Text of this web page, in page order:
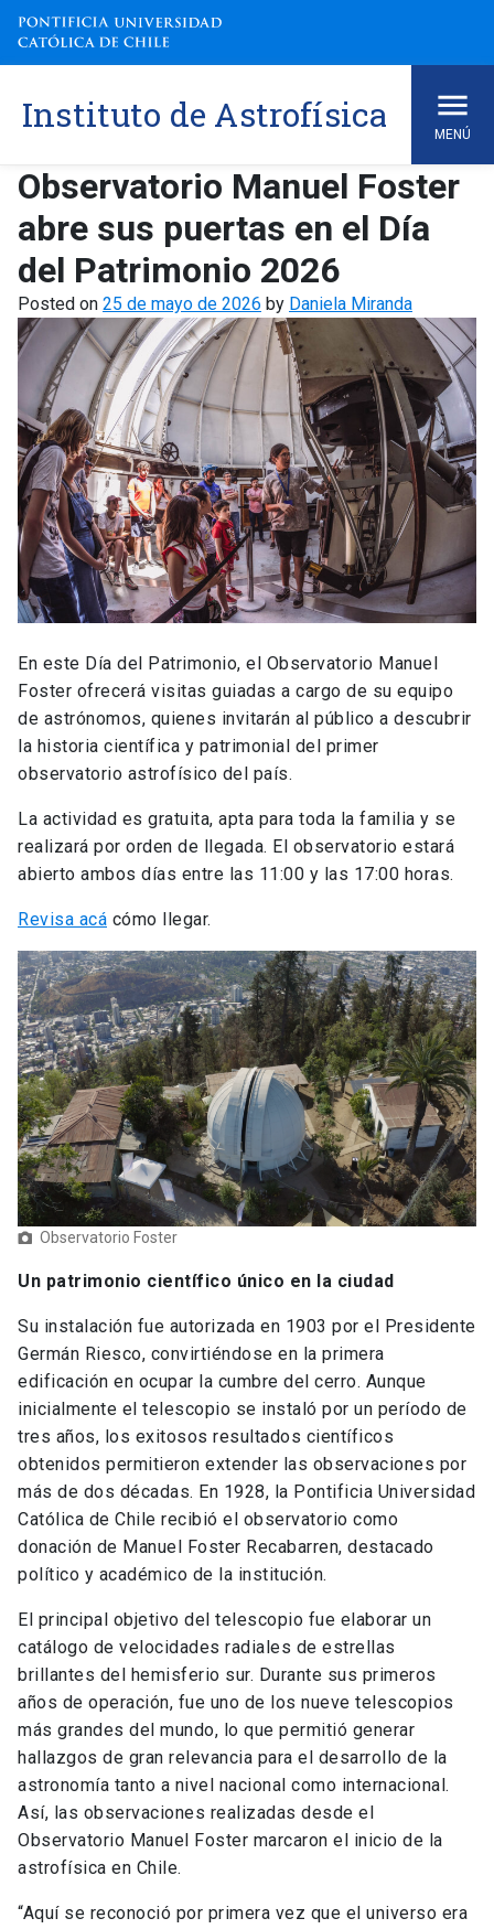
Skip
content
Instituto de Astrofísica MENÚ
Observatorio Manuel Foster
abre sus puertas en el Día
del Patrimonio 2026
Posted on 25 de mayo de 2026 by Daniela Miranda
En este Día del Patrimonio, el Observatorio Manuel
Foster ofrecerá visitas guiadas a cargo de su equipo
de astrónomos, quienes invitarán al público a descubrir
la historia científica y patrimonial del primer
observatorio astrofísico del país.
La actividad es gratuita, apta para toda la familia y se
realizará por orden de llegada. El observatorio estará
abierto ambos días entre las 11:00 y las 17:00 horas.
Revisa acá cómo llegar.
Observatorio Foster
Un patrimonio científico único en la ciudad
Su instalación fue autorizada en 1903 por el Presidente
Germán Riesco, convirtiéndose en la primera
edificación en ocupar la cumbre del cerro. Aunque
inicialmente el telescopio se instaló por un período de
tres años, los exitosos resultados científicos
obtenidos permitieron extender las observaciones por
más de dos décadas. En 1928, la Pontificia Universidad
Católica de Chile recibió el observatorio como
donación de Manuel Foster Recabarren, destacado
político y académico de la institución.
El principal objetivo del telescopio fue elaborar un
catálogo de velocidades radiales de estrellas
brillantes del hemisferio sur. Durante sus primeros
años de operación, fue uno de los nueve telescopios
más grandes del mundo, lo que permitió generar
hallazgos de gran relevancia para el desarrollo de la
astronomía tanto a nivel nacional como internacional.
Así, las observaciones realizadas desde el
Observatorio Manuel Foster marcaron el inicio de la
astrofísica en Chile.
“Aquí se reconoció por primera vez que el universo era